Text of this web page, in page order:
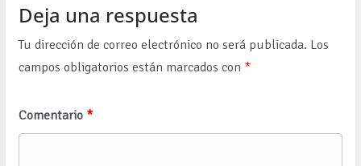
Deja una respuesta
Tu dirección de correo electrónico no será publicada. Los
campos obligatorios están marcados con *
Comentario *